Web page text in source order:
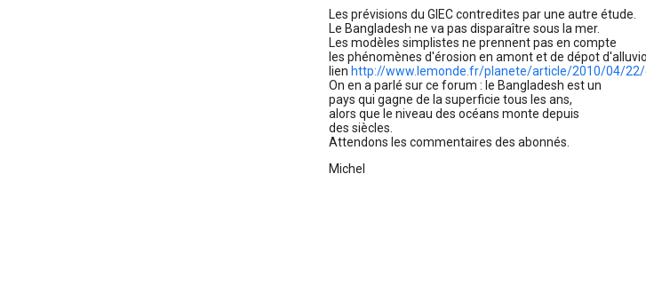
Les prévisions du GIEC contredites par une autre étude.
Le Bangladesh ne va pas disparaître sous la mer.
Les modèles simplistes ne prennent pas en compte
les phénomènes d'érosion en amont et de dépot
lien http://www.lemonde.fr/planete/article/2010/04/22/
On en a parlé sur ce forum : le Bangladesh est un
pays qui gagne de la superficie tous les ans,
alors que le niveau des océans monte depuis
des siècles.
Attendons les commentaires des abonnés.
Michel